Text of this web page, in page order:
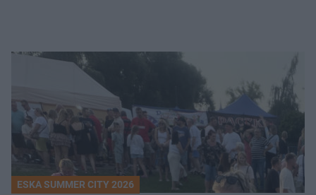
ESKA SUMMER CITY 2026